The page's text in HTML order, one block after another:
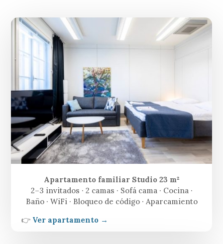
Apartamento familiar Studio 23 m²
2–3 invitados · 2 camas · Sofá cama · Cocina ·
Baño · WiFi · Bloqueo de código · Aparcamiento
👉 Ver apartamento →